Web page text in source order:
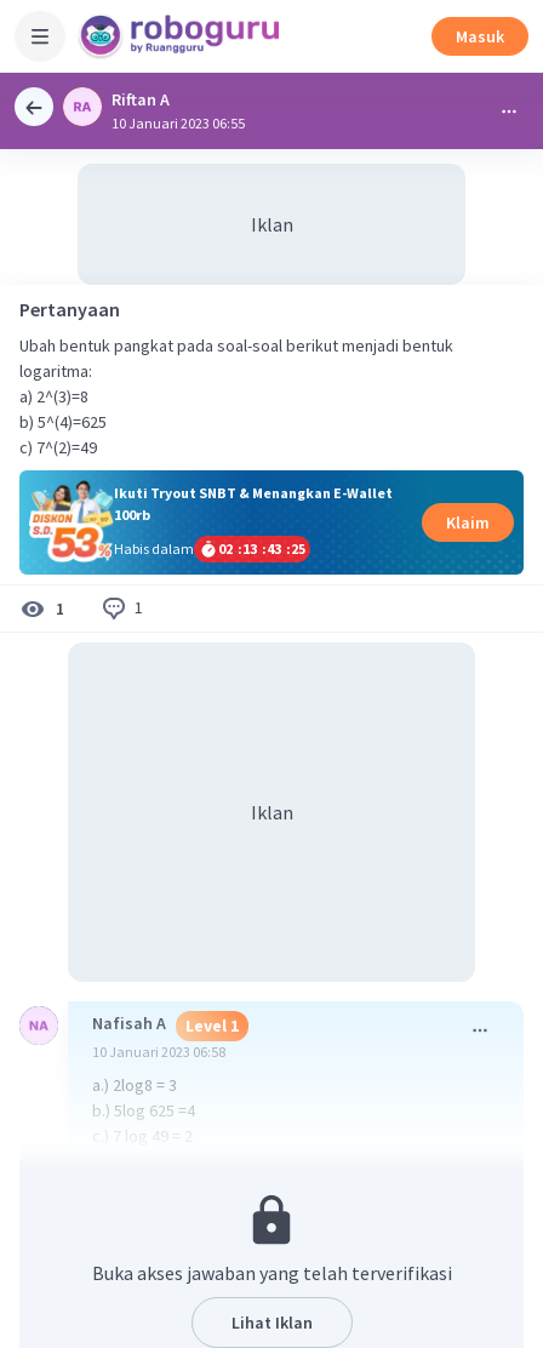
Masuk
Riftan A
10 Januari 2023 06:55
Iklan
Pertanyaan
Ubah bentuk pangkat pada soal-soal berikut menjadi bentuk
logaritma:
a) 2^(3)=8
b) 5^(4)=625
c) 7^(2)=49
Ikuti Tryout SNBT & Menangkan E-Wallet
100rb
Habis dalam
02 :13 :43 :25
Klaim
1 1
Iklan
Nafisah A Level 1
10 Januari 2023 06:58
a.) 2log8 = 3
b.) 5log 625 =4
c.) 7 log 49 = 2
Buka akses jawaban yang telah terverifikasi
Lihat Iklan